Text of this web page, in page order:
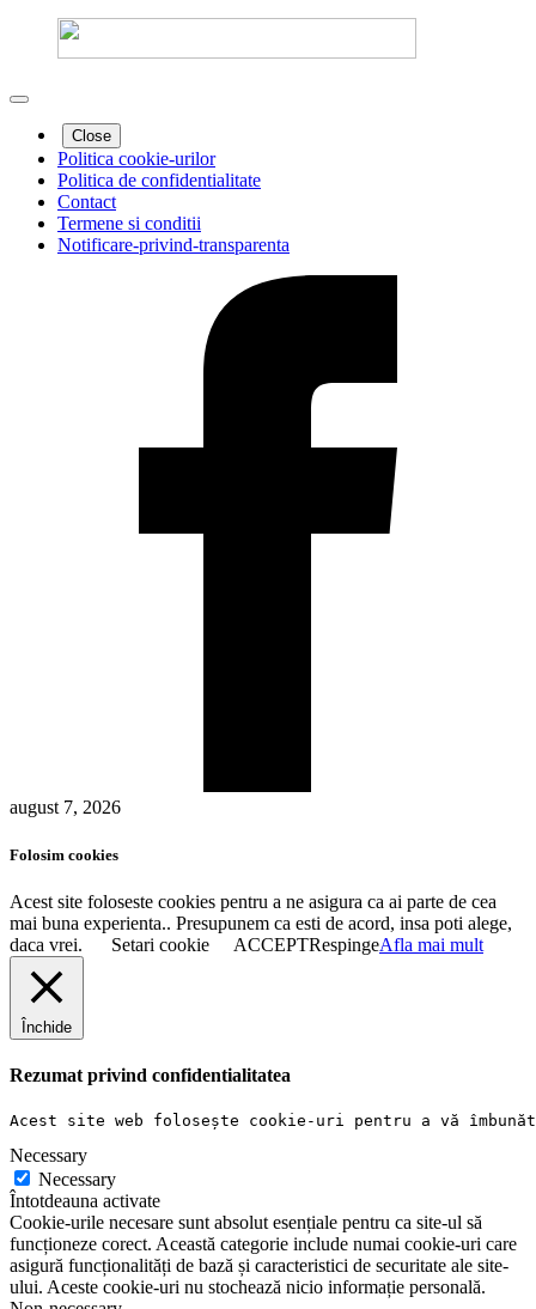
Close
Politica cookie-urilor
Politica de confidentialitate
Contact
Termene si conditii
Notificare-privind-transparenta
august 7, 2026
Folosim cookies
Acest site foloseste cookies pentru a ne asigura ca ai parte de cea
mai buna experienta.. Presupunem ca esti de acord, insa poti alege,
daca vrei.
Setari cookie ACCEPTRespingeAfla mai mult
Închide
Rezumat privind confidentialitatea
Acest site web folosește cookie-uri pentru a vă
Necessary
Necessary
Întotdeauna activate
Cookie-urile necesare sunt absolut esențiale pentru ca site-ul să
funcționeze corect. Această categorie include numai cookie-uri care
asigură funcționalități de bază și caracteristici de securitate ale site-
ului. Aceste cookie-uri nu stochează nicio informație personală.